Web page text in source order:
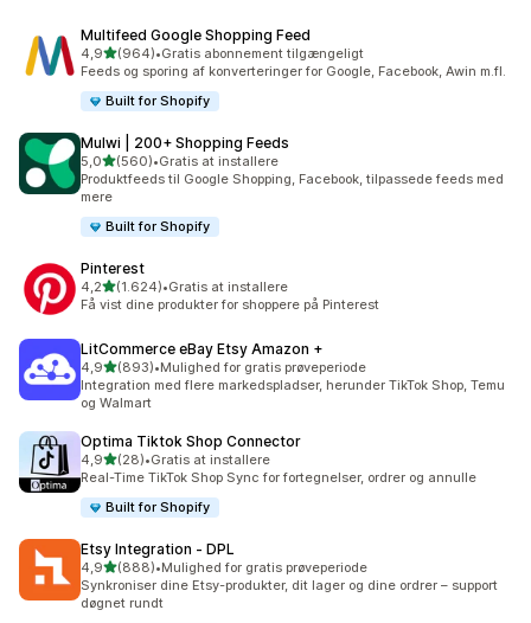
Multifeed Google Shopping Feed
4,9ud af 5 stjerner
(964)
964 anmeldelser i alt
•Gratis abonnement tilgængeligt
Feeds og sporing af konverteringer for Google, Facebook, Awin m.fl.
Built for Shopify
Mulwi | 200+ Shopping Feeds
5,0ud af 5 stjerner
(560)
560 anmeldelser i alt
•Gratis at installere
Produktfeeds til Google Shopping, Facebook, tilpassede feeds med
mere
Built for Shopify
Pinterest
4,2ud af 5 stjerner
(1.624)
1624 anmeldelser i alt
•Gratis at installere
Få vist dine produkter for shoppere på Pinterest
LitCommerce eBay Etsy Amazon +
4,9ud af 5 stjerner
(893)
893 anmeldelser i alt
•Mulighed for gratis prøveperiode
Integration med flere markedspladser, herunder TikTok Shop, Temu
og Walmart
Optima Tiktok Shop Connector
4,9ud af 5 stjerner
(28)
28 anmeldelser i alt
•Gratis at installere
Real-Time TikTok Shop Sync for fortegnelser, ordrer og annulle
Built for Shopify
Etsy Integration ‑ DPL
4,9ud af 5 stjerner
(888)
888 anmeldelser i alt
•Mulighed for gratis prøveperiode
Synkroniser dine Etsy-produkter, dit lager og dine ordrer – support
døgnet rundt